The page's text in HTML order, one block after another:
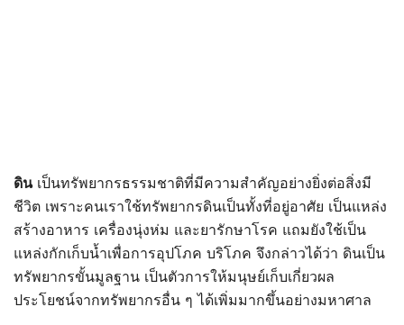
ดินเป็นทรัพยากรธรรมชาติที่มีความสำคัญอย่างยิ่งต่อสิ่งมี
ชีวิต เพราะคนเราใช้ทรัพยากรดินเป็นทั้งที่อยู่อาศัย เป็นแหล่ง
สร้างอาหาร เครื่องนุ่งห่ม และยารักษาโรค แถมยังใช้เป็น
แหล่งกักเก็บน้ำเพื่อการอุปโภค บริโภค จึงกล่าวได้ว่า ดินเป็น
ทรัพยากรขั้นมูลฐาน เป็นตัวการให้มนุษย์เก็บเกี่ยวผล
ประโยชน์จากทรัพยากรอื่น ๆ ได้เพิ่มมากขึ้นอย่างมหาศาล